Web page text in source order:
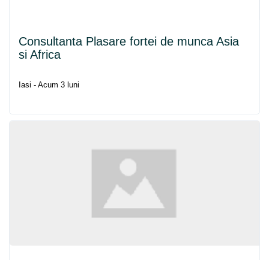
Consultanta Plasare fortei de munca Asia
si Africa
Iasi - Acum 3 luni